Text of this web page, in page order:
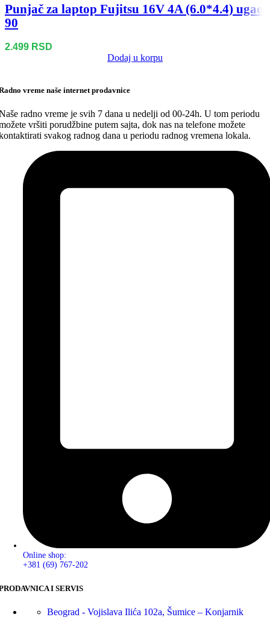
Punjač za laptop Fujitsu 16V 4A (6.0*4.4) ugao
90
2.499 RSD
Dodaj u korpu
vreme naše internet prodavnice
radno vreme je svih 7 dana u nedelji od 00-24h. U tom periodu
vršiti porudžbine putem sajta, dok nas na telefone možete
svakog radnog dana u periodu radnog vremena lokala.
Online shop:
+381 (69) 767-202
I SERVIS
Beograd - Vojislava Ilića 102a, Šumice – Konjarnik